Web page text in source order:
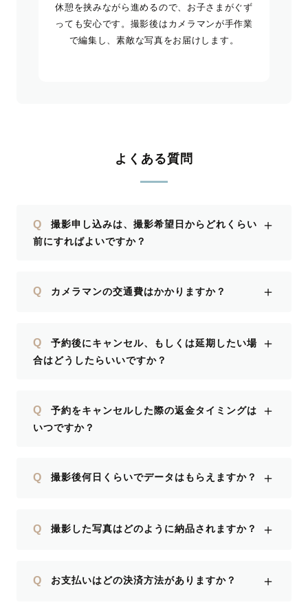
休憩を挟みながら進めるので、お子さまがぐず
っても安心です。撮影後はカメラマンが手作業
で編集し、素敵な写真をお届けします。
よくある質問
Q
撮影申し込みは、撮影希望日からどれくらい
前にすればよいですか？
＋
Q カメラマンの交通費はかかりますか？ ＋
Q
予約後にキャンセル、もしくは延期したい場
合はどうしたらいいですか？
＋
Q
予約をキャンセルした際の返金タイミングは
いつですか？
＋
Q 撮影後何日くらいでデータはもらえますか？ ＋
Q 撮影した写真はどのように納品されますか？ ＋
Q お支払いはどの決済方法がありますか？ ＋